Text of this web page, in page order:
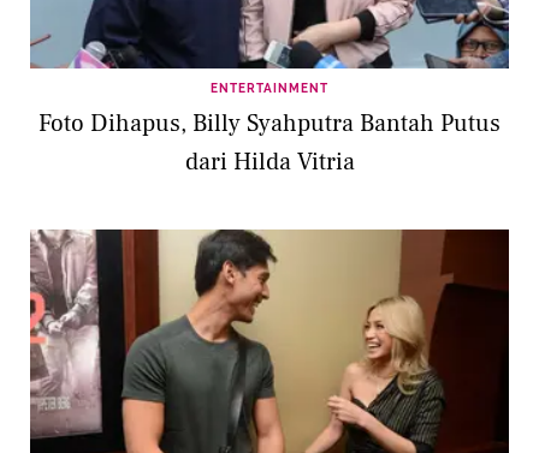
ENTERTAINMENT
Foto Dihapus, Billy Syahputra Bantah Putus
dari Hilda Vitria